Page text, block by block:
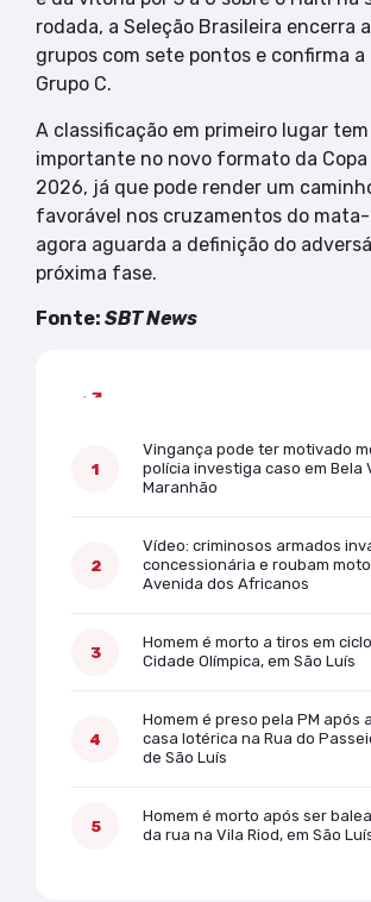
rodada, a Seleção Brasileira encerra
grupos com sete pontos e confirma
Grupo C.
A classificação em primeiro lugar tem
importante no novo formato da Copa
2026, já que pode render um
favorável nos cruzamentos do mata-
agora aguarda a definição do
próxima fase.
Fonte: SBT News
Vingança pode ter motivado
polícia investiga caso em Bela
Maranhão
Vídeo: criminosos armados
concessionária e roubam
Avenida dos Africanos
Homem é morto a tiros em
Cidade Olímpica, em São Luís
Homem é preso pela PM após
casa lotérica na Rua do
de São Luís
Homem é morto após ser
da rua na Vila Riod, em São